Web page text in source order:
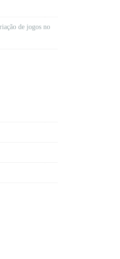
de jogos no